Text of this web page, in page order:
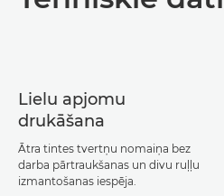
Lielu apjomu
drukāšana
Ātra tintes tvertņu nomaiņa bez
darba pārtraukšanas un divu ruļļu
izmantošanas iespēja.